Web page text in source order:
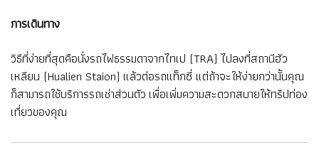
การเดินทาง
วิธีที่ง่ายที่สุดคือนั่งรถไฟธรรมดาจากไทเป (TRA) ไปลงที่สถานีฮัว
เหลียน (Hualien Staion) แล้วต่อรถแท็กซี่ แต่ถ้าจะให้ง่ายกว่านั้นคุณ
ก็สามารถใช้บริการรถเช่าส่วนตัว เพื่อเพิ่มความสะดวกสบายให้ทริปท่อง
เที่ยวของคุณ